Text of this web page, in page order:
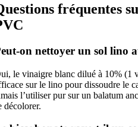
fréquentes
on nettoyer un sol lino
le vinaigre blanc dilué à 10% (1
sur le lino pour dissoudre le
l’utiliser pur sur un balatum
décolorer.